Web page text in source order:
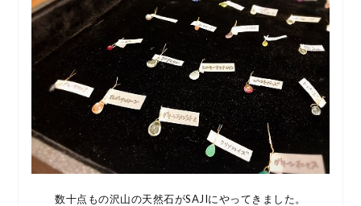
数十点もの沢山の天然石がSAJIにやってきました。